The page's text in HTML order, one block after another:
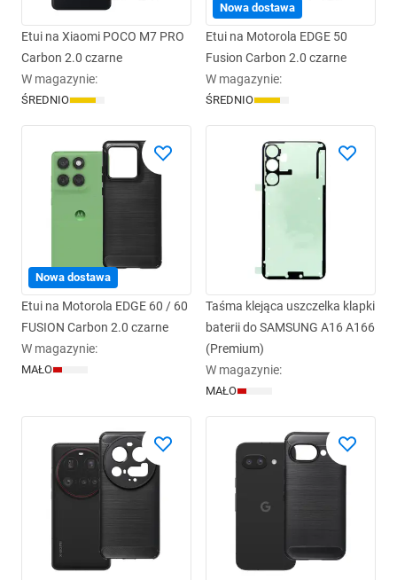
Etui na Xiaomi POCO M7 PRO
Carbon 2.0 czarne
W magazynie:
ŚREDNIO
Nowa dostawa
Etui na Motorola EDGE 50
Fusion Carbon 2.0 czarne
W magazynie:
ŚREDNIO
Nowa dostawa
Etui na Motorola EDGE 60 / 60
FUSION Carbon 2.0 czarne
W magazynie:
MAŁO
Taśma klejąca uszczelka klapki
baterii do SAMSUNG A16 A166
(Premium)
W magazynie:
MAŁO